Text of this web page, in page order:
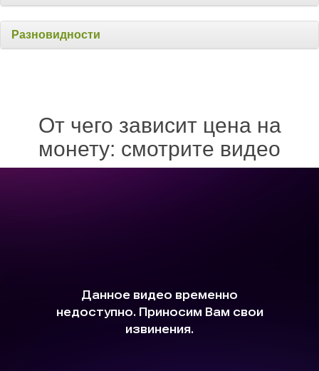
Разновидности
От чего зависит цена на
монету: смотрите видео